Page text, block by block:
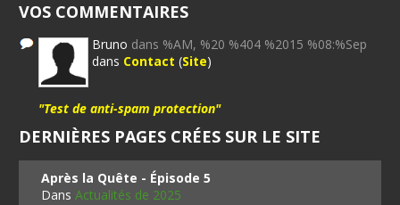
VOS COMMENTAIRES
Bruno dans %AM, %20 %404 %2015 %08:%Sep
dans Contact (Site)
"Test de anti-spam protection"
DERNIÈRES PAGES CRÉES SUR LE SITE
Après la Quête - Épisode 5
DansActualités de 2025